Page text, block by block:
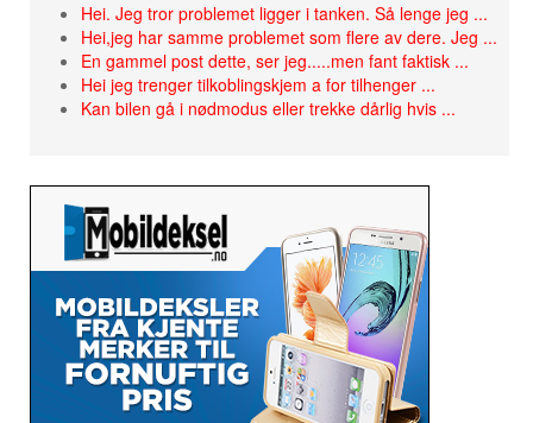
Hei. Jeg tror problemet ligger i tanken. Så lenge jeg ...
Hei,jeg har samme problemet som flere av dere. Jeg ...
En gammel post dette, ser jeg.....men fant faktisk ...
Hei jeg trenger tilkoblingskjem a for tilhenger ...
Kan bilen gå i nødmodus eller trekke dårlig hvis ...